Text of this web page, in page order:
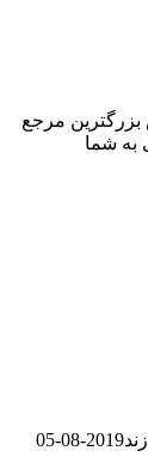
مرجع
به شما
2019-08-05